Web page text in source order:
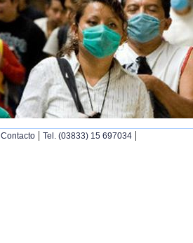
Contacto | Tel. (03833) 15 697034 |